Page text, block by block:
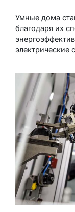
Умные дома
благодаря их
электрические